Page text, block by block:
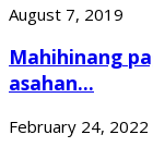
August 7, 2019
Mahihinang
asahan...
February 24, 2022